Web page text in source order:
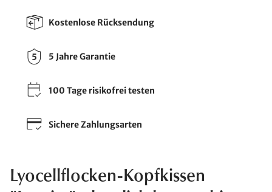
Kostenlose Rücksendung
5 Jahre Garantie
100 Tage risikofrei testen
Sichere Zahlungsarten
Lyocellflocken-Kopfkissen